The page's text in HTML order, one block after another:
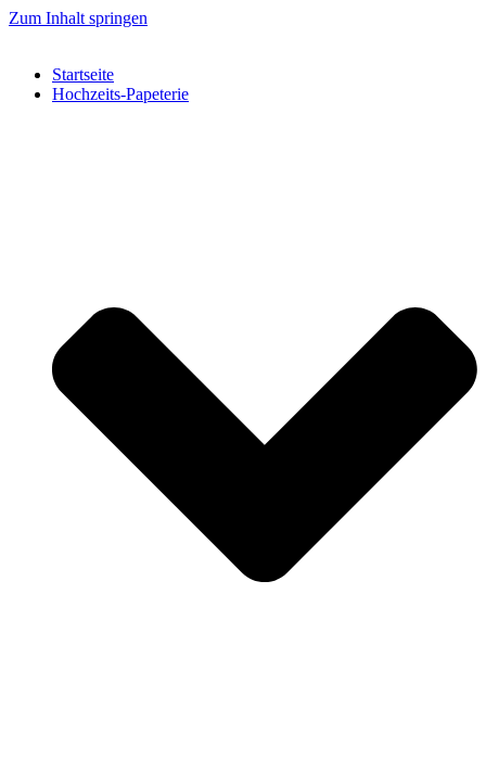
Zum Inhalt springen
Startseite
Hochzeits-Papeterie